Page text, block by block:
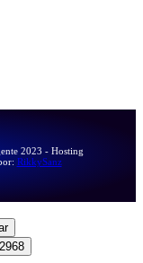
2023 - Hosting
RikkySanz